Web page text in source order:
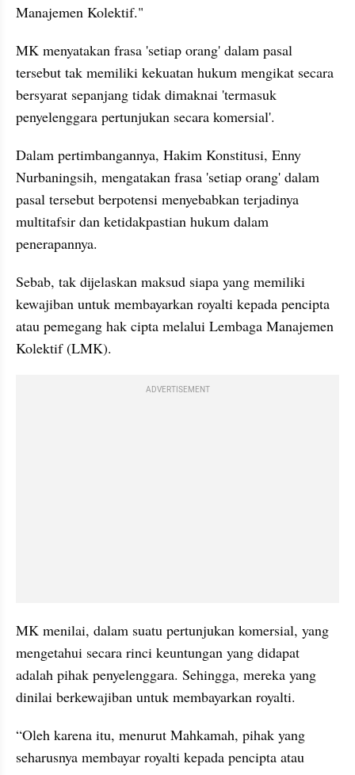
Manajemen Kolektif."
MK menyatakan frasa 'setiap orang' dalam pasal
tersebut tak memiliki kekuatan hukum mengikat secara
bersyarat sepanjang tidak dimaknai 'termasuk
penyelenggara pertunjukan secara komersial'.
Dalam pertimbangannya, Hakim Konstitusi, Enny
Nurbaningsih, mengatakan frasa 'setiap orang' dalam
pasal tersebut berpotensi menyebabkan terjadinya
multitafsir dan ketidakpastian hukum dalam
penerapannya.
video from internal kumparan
Sebab, tak dijelaskan maksud siapa yang memiliki
kewajiban untuk membayarkan royalti kepada pencipta
atau pemegang hak cipta melalui Lembaga Manajemen
Kolektif (LMK).
ADVERTISEMENT
MK menilai, dalam suatu pertunjukan komersial, yang
mengetahui secara rinci keuntungan yang didapat
adalah pihak penyelenggara. Sehingga, mereka yang
dinilai berkewajiban untuk membayarkan royalti.
“Oleh karena itu, menurut Mahkamah, pihak yang
seharusnya membayar royalti kepada pencipta atau